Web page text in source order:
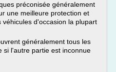
préconisée généralement
une meilleure protection et
d'occasion la plupart
généralement tous les
si l'autre partie est inconnue